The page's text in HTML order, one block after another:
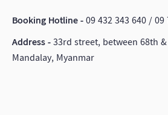
Booking Hotline -09 432 343 640 / 09
Address -33rd street, between 68th
Mandalay, Myanmar